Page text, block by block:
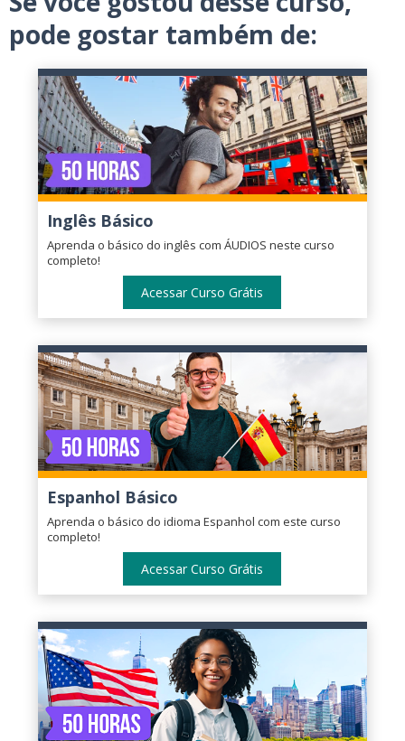
pode gostar também de:
Inglês Básico
Aprenda o básico do inglês com ÁUDIOS neste curso
completo!
Acessar Curso Grátis
Espanhol Básico
Aprenda o básico do idioma Espanhol com este curso
completo!
Acessar Curso Grátis